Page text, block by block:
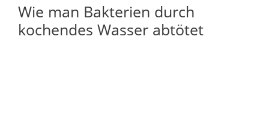
Wie man Bakterien durch
kochendes Wasser abtötet